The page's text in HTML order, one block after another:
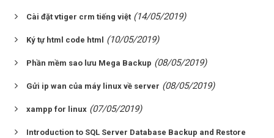
Cài đặt vtiger crm tiếng việt (14/05/2019)
Ký tự html code html (10/05/2019)
Phần mềm sao lưu Mega Backup (08/05/2019)
Gửi ip wan của máy linux về server (08/05/2019)
xampp for linux (07/05/2019)
Introduction to SQL Server Database Backup and Restore